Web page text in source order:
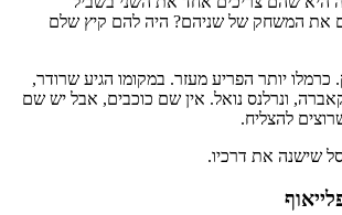
את המשחק של שניהם? היה להם קיץ שלם
כרמלו יותר הפריע מעזר. במקומו הגיע שרודר,
ונרלנס נואל. אין שם כוכבים, אבל יש שם
להצליח.
שישנה את דרכיו.